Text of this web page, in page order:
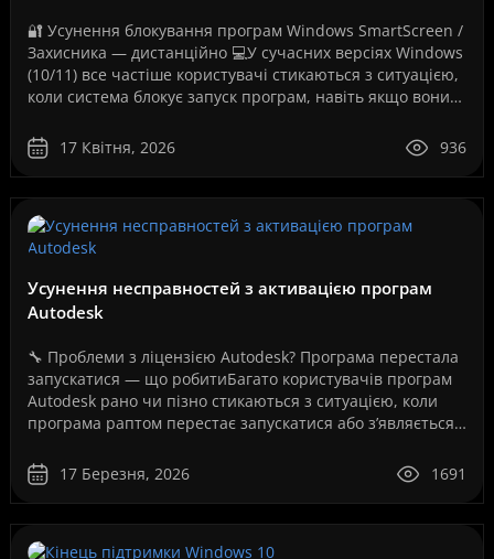
🔐 Усунення блокування програм Windows SmartScreen /
Захисника — дистанційно 💻У сучасних версіях Windows
(10/11) все частіше користувачі стикаються з ситуацією,
коли система блокує запуск програм, навіть якщо вони
17 Квітня, 2026
936
Усунення несправностей з активацією програм
Autodesk
🔧 Проблеми з ліцензією Autodesk? Програма перестала
запускатися — що робитиБагато користувачів програм
Autodesk рано чи пізно стикаються з ситуацією, коли
програма раптом перестає запускатися або з’являється
17 Березня, 2026
1691